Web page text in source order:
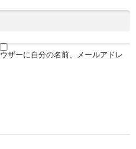
ザーに自分の名前、メールアドレ